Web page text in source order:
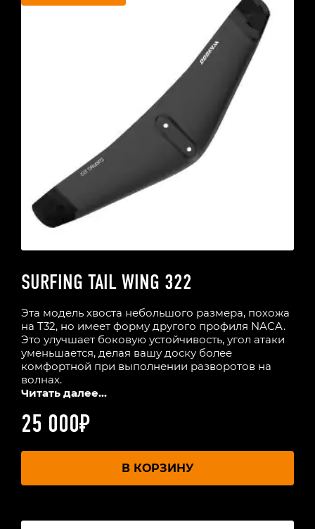
SURFING TAIL WING 322
Эта модель хвоста небольшого размера, похожа
на T32, но имеет форму другого профиля NACA.
Это улучшает боковую устойчивость, угол атаки
уменьшается, делая вашу доску более
комфортной при выполнении разворотов на
волнах.
Читать далее...
25 000₽
В КОРЗИНУ